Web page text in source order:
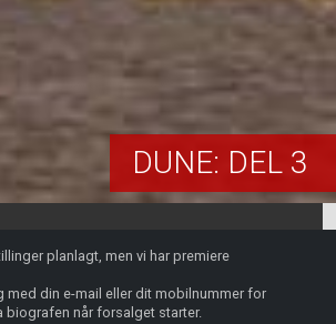
DUNE: DEL 3
planlagt, men vi har premiere
med din e-mail eller dit mobilnummer for
biografen når forsalget starter.